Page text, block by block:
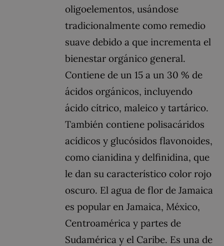
oligoelementos, usándose
tradicionalmente como remedio
suave debido a que incrementa el
bienestar orgánico general.
Contiene de un 15 a un 30 % de
ácidos orgánicos, incluyendo
ácido cítrico, maleico y tartárico.
También contiene polisacáridos
acídicos y glucósidos flavonoides,
como cianidina y delfinidina, que
le dan su característico color rojo
oscuro. El agua de flor de Jamaica
es popular en Jamaica, México,
Centroamérica y partes de
Sudamérica y el Caribe. Es una de